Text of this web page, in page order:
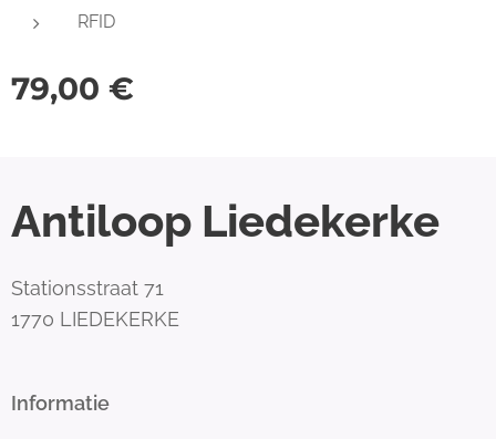
RFID
79,00 €
Antiloop Liedekerke
Stationsstraat 71
1770 LIEDEKERKE
Informatie